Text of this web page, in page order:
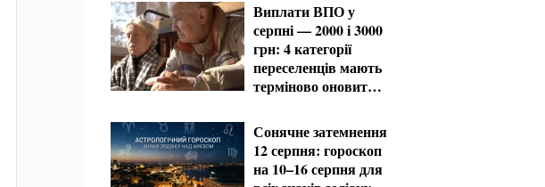
Виплати ВПО у
серпні — 2000 і 3000
грн: 4 категорії
переселенців мають
терміново оновити
Сонячне затемнення
12 серпня: гороскоп
на 10–16 серпня для